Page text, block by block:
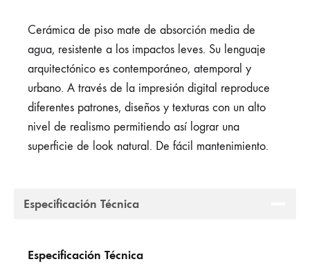
Cerámica de piso mate de absorción media de
agua, resistente a los impactos leves. Su lenguaje
arquitectónico es contemporáneo, atemporal y
urbano. A través de la impresión digital reproduce
diferentes patrones, diseños y texturas con un alto
nivel de realismo permitiendo así lograr una
superficie de look natural. De fácil mantenimiento.
Especificación Técnica
Especificación Técnica